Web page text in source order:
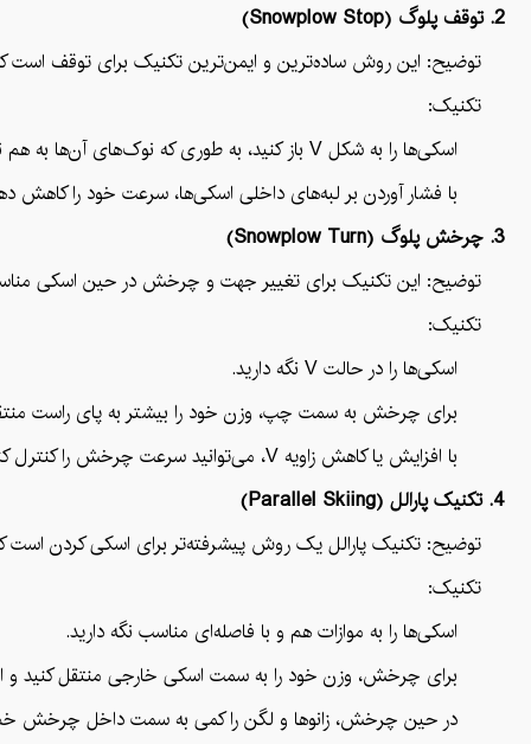
2. توقف پلوگ (Snowplow Stop)
توضیح: این روش ساده‌ترین و ایمن‌ترین تکنیک برای توقف است
تکنیک:
اسکی‌ها را به شکل V باز کنید، به طوری که نوک‌های آن‌ها به هم نزدیک باشند و انتهای آن‌ها از هم دور شود.
با فشار آوردن بر لبه‌های داخلی اسکی‌ها، سرعت خود را کاهش
3. چرخش پلوگ (Snowplow Turn)
توضیح: این تکنیک برای تغییر جهت و چرخش در حین اسکی
تکنیک:
اسکی‌ها را در حالت V نگه دارید.
برای چرخش به سمت چپ، وزن خود را بیشتر به پای راست
با افزایش یا کاهش زاویه V، می‌توانید سرعت چرخش را کنترل کنید.
4. تکنیک پارالل (Parallel Skiing)
توضیح: تکنیک پارالل یک روش پیشرفته‌تر برای اسکی کردن است
تکنیک:
اسکی‌ها را به موازات هم و با فاصله‌ای مناسب نگه دارید.
برای چرخش، وزن خود را به سمت اسکی خارجی منتقل کنید و از
در حین چرخش، زانوها و لگن را کمی به سمت داخل چرخش خم